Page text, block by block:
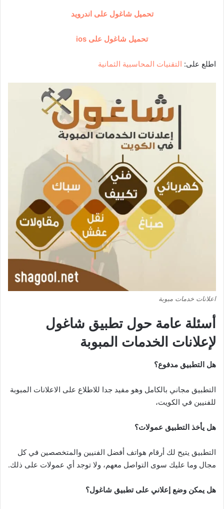
تحميل شاغول على اندرويد
تحميل شاغول على ios
اطلع على: التقنيات المحاسبية الثمانية
اعلانات خدمات مبوبة
أسئلة عامة حول تطبيق شاغول
لإعلانات الخدمات المبوبة
هل التطبيق مدفوع؟
التطبيق مجاني بالكامل وهو مفيد جدا للاطلاع على الاعلانات المبوبة
للفنيين في الكويت،
هل يأخذ التطبيق عمولات؟
التطبيق يتيح لك أرقام هواتف أفضل الفنيين والمتخصصين في كل
مجال وما عليك سوى التواصل معهم، ولا توجد أي عمولات على ذلك.
هل يمكن وضع إعلاني على تطبيق شاغول؟